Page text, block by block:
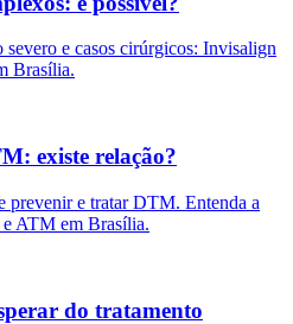
e casos cirúrgicos: Invisalign
Brasília.
existe relação?
prevenir e tratar DTM. Entenda a
ATM em Brasília.
do tratamento